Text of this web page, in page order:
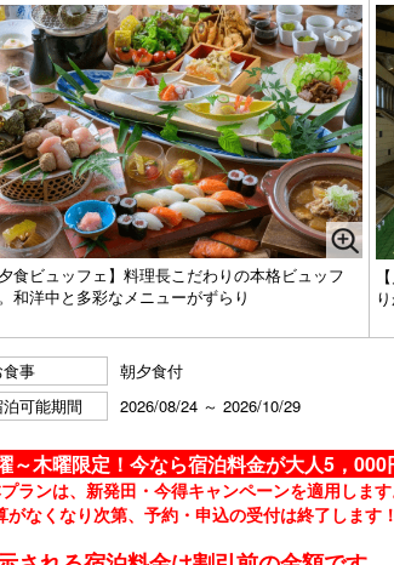
夕食ビュッフェ】料理長こだわりの本格ビュッフ
和洋中と多彩なメニューがずらり
食事 朝夕食付
可能期間
2026/08/24 ～ 2026/10/29
～木曜限定！今なら宿泊料金が大人5，000
ランは、新発田・今得キャンペーンを適用します
がなくなり次第、予約・申込の受付は終了します